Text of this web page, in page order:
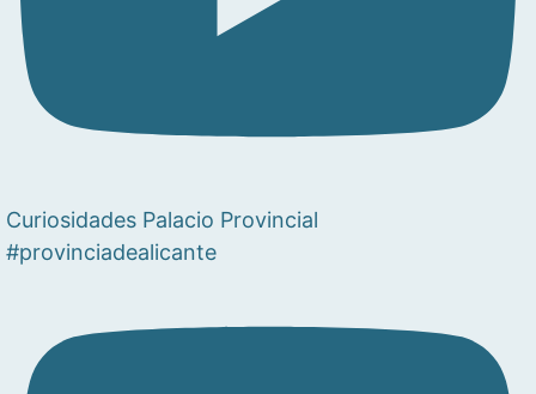
Curiosidades Palacio Provincial
#provinciadealicante